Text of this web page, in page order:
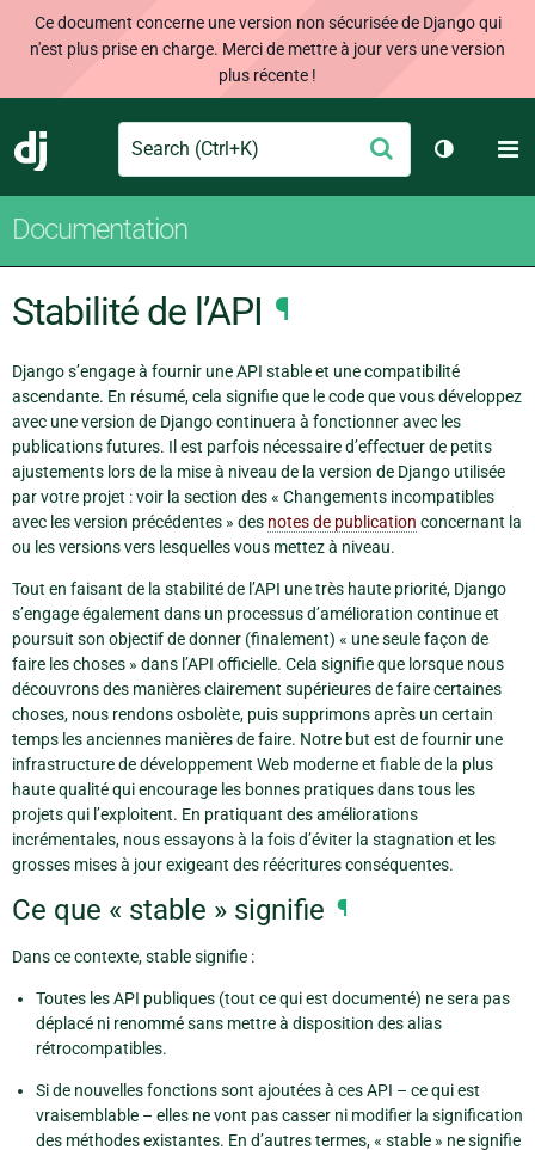
Ce document concerne une version non sécurisée de Django qui
n'est plus prise en charge. Merci de mettre à jour vers une version
plus récente !
Django
Search Envoyer
Changer
Documentation
Stabilité de l’API ¶
Django s’engage à fournir une API stable et une compatibilité
ascendante. En résumé, cela signifie que le code que vous développez
avec une version de Django continuera à fonctionner avec les
publications futures. Il est parfois nécessaire d’effectuer de petits
ajustements lors de la mise à niveau de la version de Django utilisée
par votre projet : voir la section des « Changements incompatibles
avec les version précédentes » des notes de publication concernant la
ou les versions vers lesquelles vous mettez à niveau.
Tout en faisant de la stabilité de l’API une très haute priorité, Django
s’engage également dans un processus d’amélioration continue et
poursuit son objectif de donner (finalement) « une seule façon de
faire les choses » dans l’API officielle. Cela signifie que lorsque nous
découvrons des manières clairement supérieures de faire certaines
choses, nous rendons osbolète, puis supprimons après un certain
temps les anciennes manières de faire. Notre but est de fournir une
infrastructure de développement Web moderne et fiable de la plus
haute qualité qui encourage les bonnes pratiques dans tous les
projets qui l’exploitent. En pratiquant des améliorations
incrémentales, nous essayons à la fois d’éviter la stagnation et les
grosses mises à jour exigeant des réécritures conséquentes.
Ce que « stable » signifie ¶
Dans ce contexte, stable signifie :
Toutes les API publiques (tout ce qui est documenté) ne sera pas
déplacé ni renommé sans mettre à disposition des alias
rétrocompatibles.
Si de nouvelles fonctions sont ajoutées à ces API – ce qui est
vraisemblable – elles ne vont pas casser ni modifier la signification
des méthodes existantes. En d’autres termes, « stable » ne signifie